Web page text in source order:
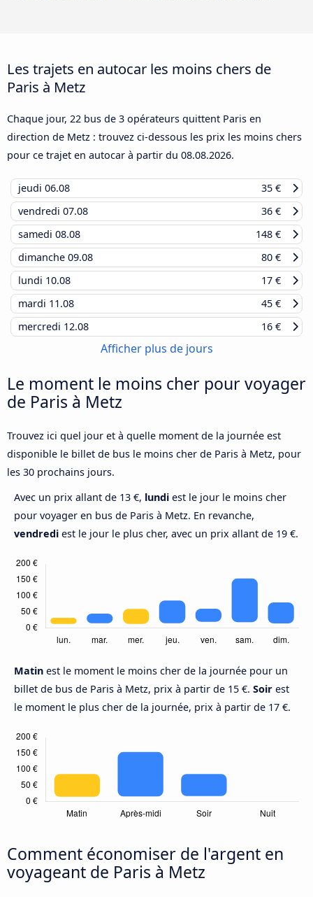
Les trajets en autocar les moins chers de
Paris à Metz
Chaque jour, 22 bus de 3 opérateurs quittent Paris en
direction de Metz : trouvez ci-dessous les prix les moins chers
pour ce trajet en autocar à partir du 08.08.2026.
jeudi 06.08
35 €
vendredi 07.08
36 €
samedi 08.08
148 €
dimanche 09.08
80 €
lundi 10.08
17 €
mardi 11.08
45 €
mercredi 12.08 16 €
Afficher plus de jours
Le moment le moins cher pour voyager
de Paris à Metz
Trouvez ici quel jour et à quelle moment de la journée est
disponible le billet de bus le moins cher de Paris à Metz, pour
les 30 prochains jours.
Avec un prix allant de 13 €, lundi est le jour le moins cher
pour voyager en bus de Paris à Metz. En revanche,
vendredi est le jour le plus cher, avec un prix allant de 19 €.
Matin est le moment le moins cher de la journée pour un
billet de bus de Paris à Metz, prix à partir de 15 €. Soir est
le moment le plus cher de la journée, prix à partir de 17 €.
Comment économiser de l'argent en
voyageant de Paris à Metz